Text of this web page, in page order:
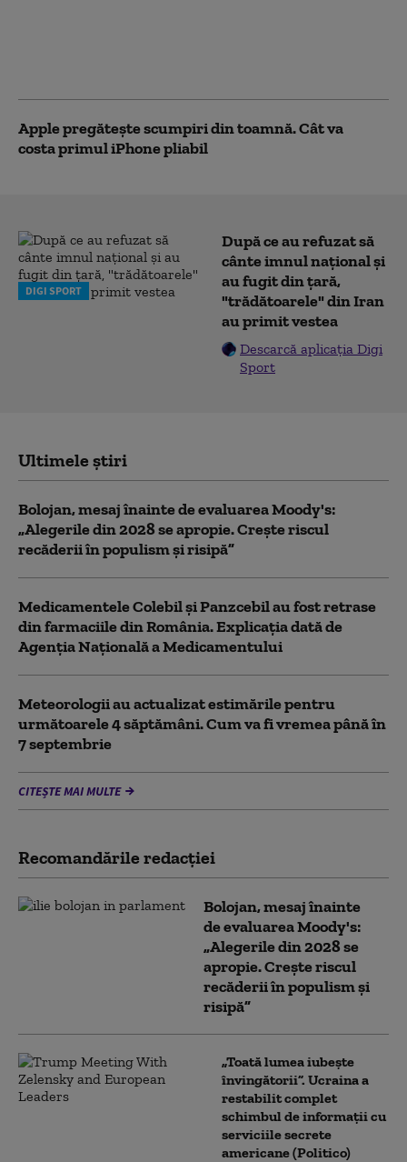
Apple pregătește scumpiri din toamnă. Cât va
costa primul iPhone pliabil
DIGI SPORT
După ce au refuzat să
cânte imnul naţional şi
au fugit din ţară,
"trădătoarele" din Iran
au primit vestea
Descarcă aplicația Digi
Sport
Ultimele știri
Bolojan, mesaj înainte de evaluarea Moody's:
„Alegerile din 2028 se apropie. Crește riscul
recăderii în populism și risipă”
Medicamentele Colebil și Panzcebil au fost retrase
din farmaciile din România. Explicația dată de
Agenția Națională a Medicamentului
Meteorologii au actualizat estimările pentru
următoarele 4 săptămâni. Cum va fi vremea până în
7 septembrie
CITEȘTE MAI MULTE
Recomandările redacţiei
Bolojan, mesaj înainte
de evaluarea Moody's:
„Alegerile din 2028 se
apropie. Crește riscul
recăderii în populism și
risipă”
„Toată lumea iubește
învingătorii”. Ucraina a
restabilit complet
schimbul de informații cu
serviciile secrete
americane (Politico)